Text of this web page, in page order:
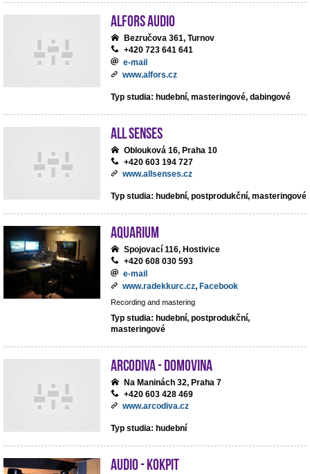
ALFORS audio
Bezručova 361, Turnov
+420 723 641 641
e-mail
www.alfors.cz
Typ studia: hudební, masteringové, dabingové
All Senses
Oblouková 16, Praha 10
+420 603 194 727
www.allsenses.cz
Typ studia: hudební, postprodukční, masteringové
Aquarium
Spojovací 116, Hostivice
+420 608 030 593
e-mail
www.radekkurc.cz, Facebook
Recording and mastering
Typ studia: hudební, postprodukční,
masteringové
ArcoDiva - Domovina
Na Maninách 32, Praha 7
+420 603 428 469
www.arcodiva.cz
Typ studia: hudební
Audio - Kokpit